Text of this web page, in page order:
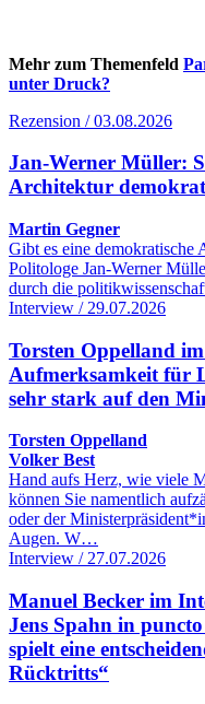
Mehr zum Themenfeld
unter Druck?
Rezension / 03.08.2026
Jan-Werner Müller:
Architektur
Martin Gegner
Gibt es eine demokratische
Politologe Jan-Werner
durch die
Interview / 29.07.2026
Torsten Oppelland
Aufmerksamkeit für
sehr stark auf den
Torsten Oppelland
Volker Best
Hand aufs Herz, wie viele
können Sie namentlich
oder der
Augen. W…
Interview / 27.07.2026
Manuel Becker im
Jens Spahn in
spielt eine
Rücktritts“